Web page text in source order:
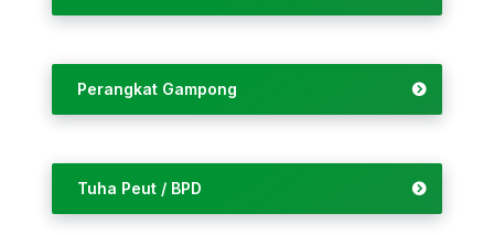
Perangkat Gampong
Tuha Peut / BPD